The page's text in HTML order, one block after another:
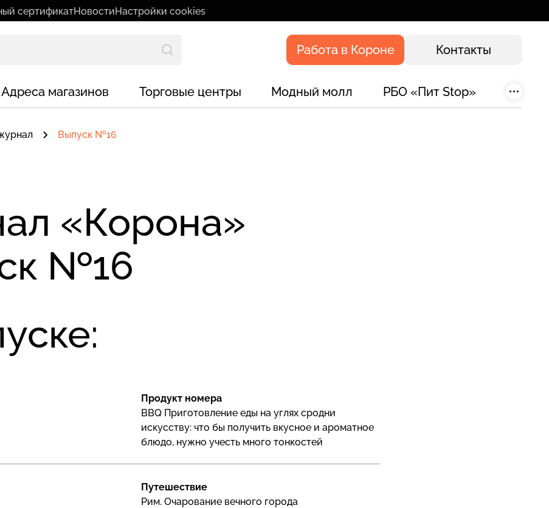
сертификатНовостиНастройки cookies
Работа в Короне Контакты
Адреса магазинов Торговые центры Модный молл РБО «Пит Stop»
Выпуск №16
«Корона»
№16
Продукт номера
BBQ Приготовление еды на углях сродни
искусству: что бы получить вкусное и ароматное
блюдо, нужно учесть много тонкостей
Путешествие
Рим. Очарование вечного города